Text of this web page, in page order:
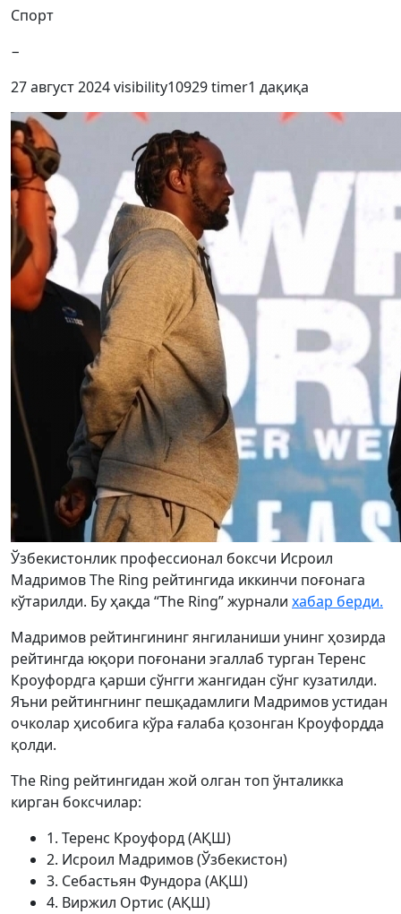
Спорт
−
27 август 2024visibility10929timer1 дақиқа
Ўзбекистонлик профессионал боксчи Исроил
Мадримов Тhe Ring рейтингида иккинчи поғонага
кўтарилди. Бу ҳақда “Тhe Ring” журнали хабар берди.
Мадримов рейтингининг янгиланиши унинг ҳозирда
рейтингда юқори поғонани эгаллаб турган Теренс
Кроуфордга қарши сўнгги жангидан сўнг кузатилди.
Яъни рейтингнинг пешқадамлиги Мадримов устидан
очколар ҳисобига кўра ғалаба қозонган Кроуфордда
қолди.
Тhe Ring рейтингидан жой олган топ ўнталикка
кирган боксчилар:
1. Теренс Кроуфорд (АҚШ)
2. Исроил Мадримов (Ўзбекистон)
3. Себастьян Фундора (АҚШ)
4. Виржил Ортис (АҚШ)